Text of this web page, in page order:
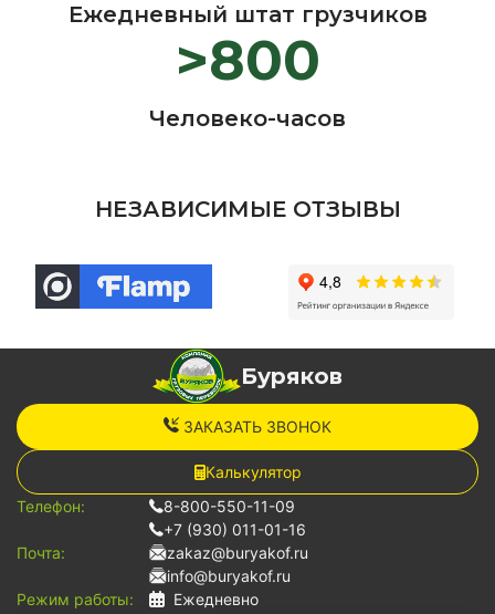
Ежедневный штат грузчиков
>800
Человеко-часов
НЕЗАВИСИМЫЕ ОТЗЫВЫ
Буряков
ЗАКАЗАТЬ ЗВОНОК
Калькулятор
Телефон:
8-800-550-11-09
+7 (930) 011-01-16
Почта:
zakaz@buryakof.ru
info@buryakof.ru
Режим работы:
Ежедневно